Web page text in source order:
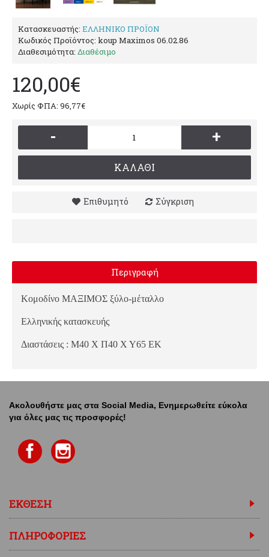
Κατασκευαστής: ΕΛΛΗΝΙΚΟ ΠΡΟΪΟΝ
Κωδικός Προϊόντος: koup Maximos 06.02.86
Διαθεσιμότητα: Διαθέσιμο
120,00€
Χωρίς ΦΠΑ: 96,77€
- +
ΚΑΛΆΘΙ
Επιθυμητό Σύγκριση
Περιγραφή
Κομοδίνο ΜΑΞΙΜΟΣ ξύλο-μέταλλο
Ελληνικής κατασκευής
Διαστάσεις : Μ40 Χ Π40 Χ Υ65 ΕΚ
Ακολουθήστε μας στα Social Media, Ενημερωθείτε εύκολα
για όλες μας τις προσφορές!
ΕΚΘΕΣΗ
ΠΛΗΡΟΦΟΡΙΕΣ